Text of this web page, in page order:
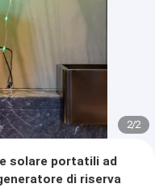
2/2
solare portatili ad
di riserva